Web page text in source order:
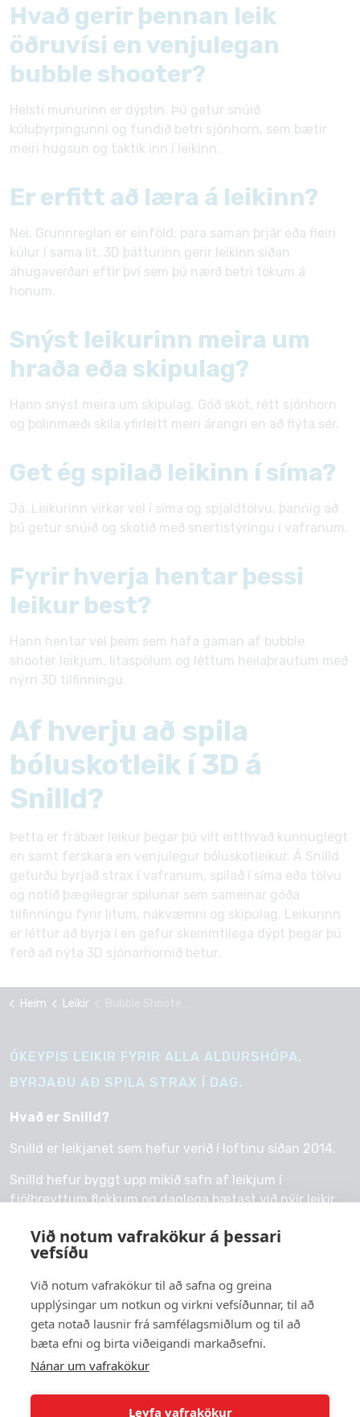
Við notum vafrakökur á þessari
vefsíðu
Við notum vafrakökur til að safna og greina
upplýsingar um notkun og virkni vefsíðunnar, til að
geta notað lausnir frá samfélagsmiðlum og til að
bæta efni og birta viðeigandi markaðsefni.
Nánar um vafrakökur
Leyfa vafrakökur
Hvað gerir þennan leik
öðruvísi en venjulegan
bubble shooter?
Helsti munurinn er dýptin. Þú getur snúið
kúluþyrpingunni og fundið betri sjónhorn, sem bætir
meiri hugsun og taktík inn í leikinn.
Er erfitt að læra á leikinn?
Nei. Grunnreglan er einföld: para saman þrjár eða fleiri
kúlur í sama lit. 3D þátturinn gerir leikinn síðan
áhugaverðari eftir því sem þú nærð betri tökum á
honum.
Snýst leikurinn meira um
hraða eða skipulag?
Hann snýst meira um skipulag. Góð skot, rétt sjónhorn
og þolinmæði skila yfirleitt meiri árangri en að flýta sér.
Get ég spilað leikinn í síma?
Já. Leikurinn virkar vel í síma og spjaldtölvu, þannig að
þú getur snúið og skotið með snertistýringu í vafranum.
Fyrir hverja hentar þessi
leikur best?
Hann hentar vel þeim sem hafa gaman af bubble
shooter leikjum, litaspölum og léttum heilaþrautum með
nýrri 3D tilfinningu.
Af hverju að spila
bóluskotleik í 3D á
Snilld?
Þetta er frábær leikur þegar þú vilt eitthvað kunnuglegt
en samt ferskara en venjulegur bóluskotleikur. Á Snilld
geturðu byrjað strax í vafranum, spilað í síma eða tölvu
og notið þægilegrar spilunar sem sameinar góða
tilfinningu fyrir litum, nákvæmni og skipulag. Leikurinn
er léttur að byrja í en gefur skemmtilega dýpt þegar þú
ferð að nýta 3D sjónarhornið betur.
Heim Leikir
ÓKEYPIS LEIKIR FYRIR ALLA ALDURSHÓPA,
BYRJAÐU AÐ SPILA STRAX Í DAG.
Hvað er Snilld?
Snilld er leikjanet sem hefur verið í loftinu síðan 2014.
Snilld hefur byggt upp mikið safn af leikjum í
fjölbreyttum flokkum og daglega bætast við nýir leikir.
© 2026 snilld.is
Um okkur
Persónuvernd